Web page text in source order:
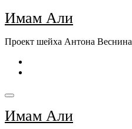
Перейти
к
Имам Али
Проект шейха Антона Веснина
Имам Али